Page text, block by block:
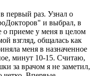
первый раз. Узнал о
и выбрал, в
о приеме у меня в целом
взгляд, общалась как
меня в назначенное
минут 10-15. Считаю,
за врачом я не заметил,